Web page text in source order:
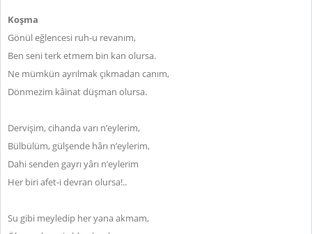
Koşma
Gönül eğlencesi ruh-u revanım,
Ben seni terk etmem bin kan olursa.
Ne mümkün ayrılmak çıkmadan canım,
Dönmezim kâinat düşman olursa.
Dervişim, cihanda varı n’eylerim,
Bülbülüm, gülşende hârı n’eylerim,
Dahi senden gayrı yârı n’eylerim
Her biri afet-i devran olursa!..
Su gibi meyledip her yana akmam,